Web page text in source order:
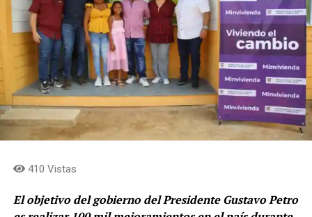
410 Vistas
El objetivo del gobierno del Presidente Gustavo Petro